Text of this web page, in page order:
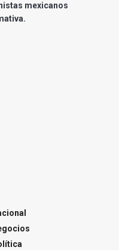
mexicanos